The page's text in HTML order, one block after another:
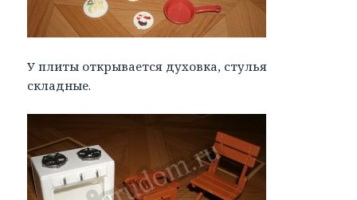
У плиты открывается духовка, стулья
складные.